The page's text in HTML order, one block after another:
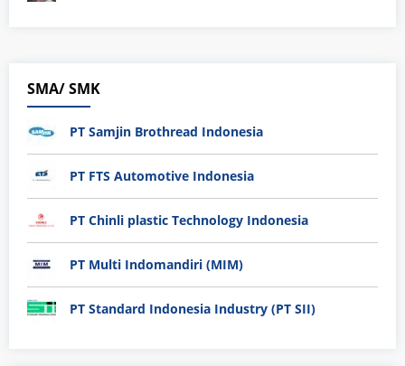
SMA/ SMK
PT Samjin Brothread Indonesia
PT FTS Automotive Indonesia
PT Chinli plastic Technology Indonesia
PT Multi Indomandiri (MIM)
PT Standard Indonesia Industry (PT SII)